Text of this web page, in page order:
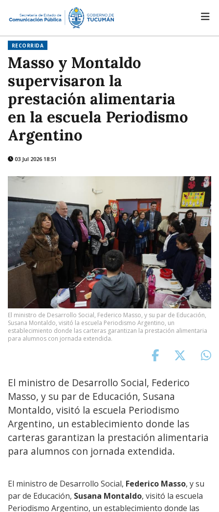
RECORRIDA
Masso y Montaldo
supervisaron la
prestación alimentaria
en la escuela Periodismo
Argentino
03 Jul 2026 18:51
El ministro de Desarrollo Social, Federico Masso, y su par de Educación,
Susana Montaldo, visitó la escuela Periodismo Argentino, un
establecimiento donde las carteras garantizan la prestación alimentaria
para alumnos con jornada extendida.
El ministro de Desarrollo Social, Federico
Masso, y su par de Educación, Susana
Montaldo, visitó la escuela Periodismo
Argentino, un establecimiento donde las
carteras garantizan la prestación alimentaria
para alumnos con jornada extendida.
El ministro de Desarrollo Social, Federico Masso, y su
par de Educación, Susana Montaldo, visitó la escuela
Periodismo Argentino, un establecimiento donde las